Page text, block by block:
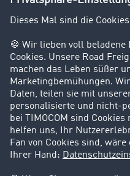
Kunden werben Kunden
Success Stories
Karriere
Support
Kontakt